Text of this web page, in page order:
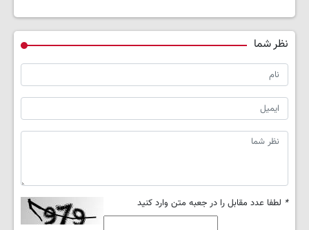
نظر شما
* لطفا عدد مقابل را در جعبه متن وارد کنید